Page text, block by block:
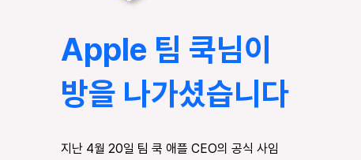
Apple 팀 쿡님이
방을 나가셨습니다
지난 4월 20일 팀 쿡 애플 CEO의 공식 사임